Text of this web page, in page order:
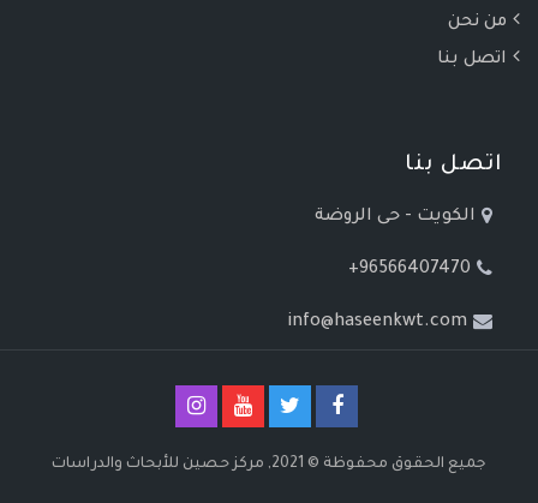
من نحن
اتصل بنا
اتصل بنا
الكويت - حى الروضة
+96566407470
info@haseenkwt.com
جميع الحقوق محفوظة © 2021, مركز حصين للأبحاث والدراسات